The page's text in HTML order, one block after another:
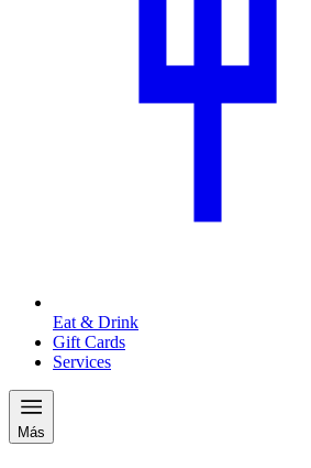
Eat & Drink
Gift Cards
Services
Más